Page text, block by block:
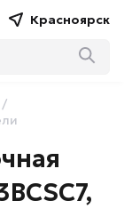
Красноярск